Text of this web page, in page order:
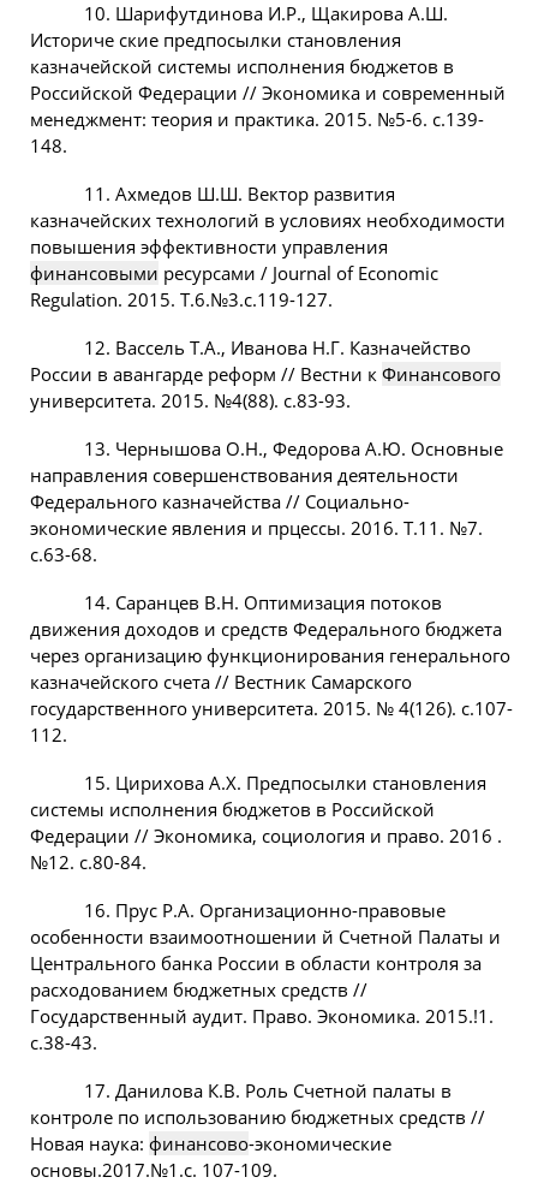
10. Шарифутдинова И.Р., Щакирова А.Ш.
Историче ские предпосылки становления
казначейской системы исполнения бюджетов в
Российской Федерации // Экономика и современный
менеджмент: теория и практика. 2015. №5-6. с.139-
148.
11. Ахмедов Ш.Ш. Вектор развития
казначейских технологий в условиях необходимости
повышения эффективности управления
финансовыми ресурсами / Journal of Economic
Regulation. 2015. Т.6.№3.с.119-127.
12. Вассель Т.А., Иванова Н.Г. Казначейство
России в авангарде реформ // Вестни к Финансового
университета. 2015. №4(88). с.83-93.
13. Чернышова О.Н., Федорова А.Ю. Основные
направления совершенствования деятельности
Федерального казначейства // Социально-
экономические явления и прцессы. 2016. Т.11. №7.
с.63-68.
14. Саранцев В.Н. Оптимизация потоков
движения доходов и средств Федерального бюджета
через организацию функционирования генерального
казначейского счета // Вестник Самарского
государственного университета. 2015. № 4(126). с.107-
112.
15. Цирихова А.Х. Предпосылки становления
системы исполнения бюджетов в Российской
Федерации // Экономика, социология и право. 2016 .
№12. с.80-84.
16. Прус Р.А. Организационно-правовые
особенности взаимоотношении й Счетной Палаты и
Центрального банка России в области контроля за
расходованием бюджетных средств //
Государственный аудит. Право. Экономика. 2015.!1.
с.38-43.
17. Данилова К.В. Роль Счетной палаты в
контроле по использованию бюджетных средств //
Новая наука: финансово-экономические
основы.2017.№1.с. 107-109.